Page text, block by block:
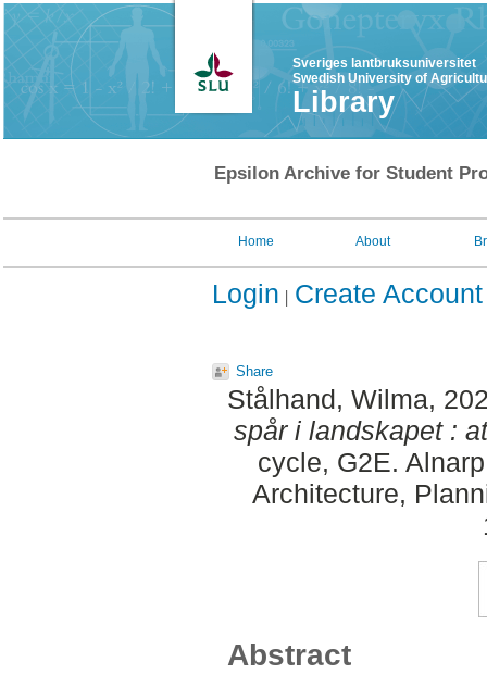
Sveriges lantbruksuniversitet
Swedish University of
Library
Epsilon Archive for Student
Home About
Login Create Account
Share
Stålhand, Wilma,
spår i landskapet :
cycle, G2E.
Architecture,
Abstract